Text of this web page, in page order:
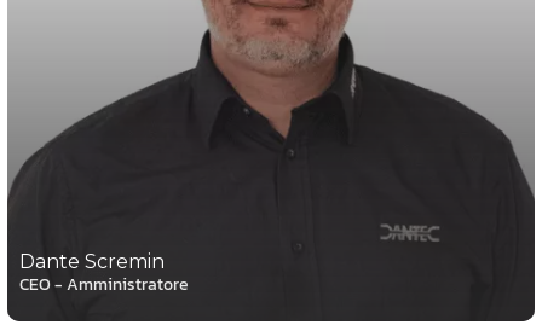
Dante Scremin
CEO - Amministratore